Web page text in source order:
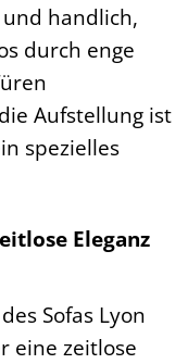
handlich,
durch enge
Aufstellung ist
spezielles
Eleganz
Sofas Lyon
eine zeitlose